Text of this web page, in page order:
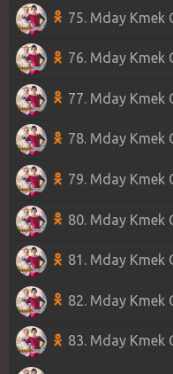
75. Mday Kmek
76. Mday Kmek
77. Mday Kmek
78. Mday Kmek
79. Mday Kmek
80. Mday Kmek
81. Mday Kmek
82. Mday Kmek
83. Mday Kmek